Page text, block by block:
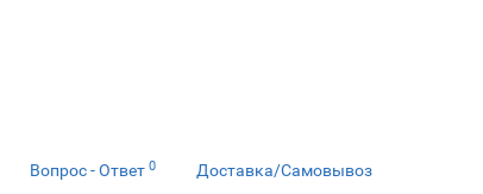
Вопрос - Ответ 0 Доставка/Самовывоз